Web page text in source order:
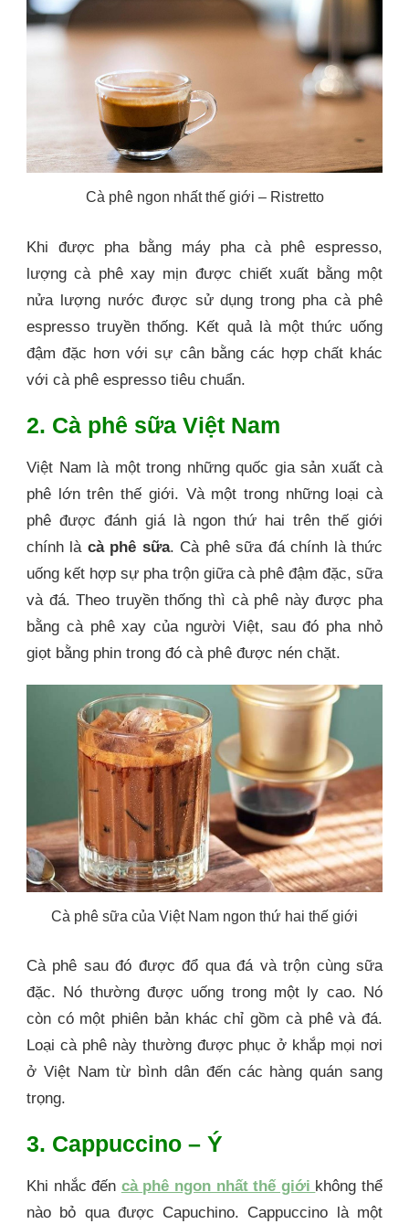
Cà phê ngon nhất thế giới – Ristretto
Khi được pha bằng máy pha cà phê espresso,
lượng cà phê xay mịn được chiết xuất bằng một
nửa lượng nước được sử dụng trong pha cà phê
espresso truyền thống. Kết quả là một thức uống
đậm đặc hơn với sự cân bằng các hợp chất khác
với cà phê espresso tiêu chuẩn.
2. Cà phê sữa Việt Nam
Việt Nam là một trong những quốc gia sản xuất cà
phê lớn trên thế giới. Và một trong những loại cà
phê được đánh giá là ngon thứ hai trên thế giới
chính là cà phê sữa. Cà phê sữa đá chính là thức
uống kết hợp sự pha trộn giữa cà phê đậm đặc, sữa
và đá. Theo truyền thống thì cà phê này được pha
bằng cà phê xay của người Việt, sau đó pha nhỏ
giọt bằng phin trong đó cà phê được nén chặt.
Cà phê sữa của Việt Nam ngon thứ hai thế giới
Cà phê sau đó được đổ qua đá và trộn cùng sữa
đặc. Nó thường được uống trong một ly cao. Nó
còn có một phiên bản khác chỉ gồm cà phê và đá.
Loại cà phê này thường được phục ở khắp mọi nơi
ở Việt Nam từ bình dân đến các hàng quán sang
trọng.
3. Cappuccino – Ý
Khi nhắc đến cà phê ngon nhất thế giới không thể
nào bỏ qua được Capuchino. Cappuccino là một